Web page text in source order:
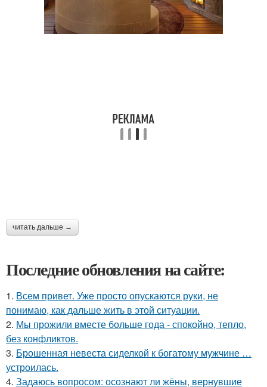
читать дальше →
Последние обновления на сайте:
1. Всем привет. Уже просто опускаются руки, не
понимаю, как дальше жить в этой ситуации.
2. Мы прожили вместе больше года - спокойно, тепло,
без конфликтов.
3. Брошенная невеста сиделкой к богатому мужчине …
устроилась.
4. Задаюсь вопросом: осознают ли жёны, вернувшие